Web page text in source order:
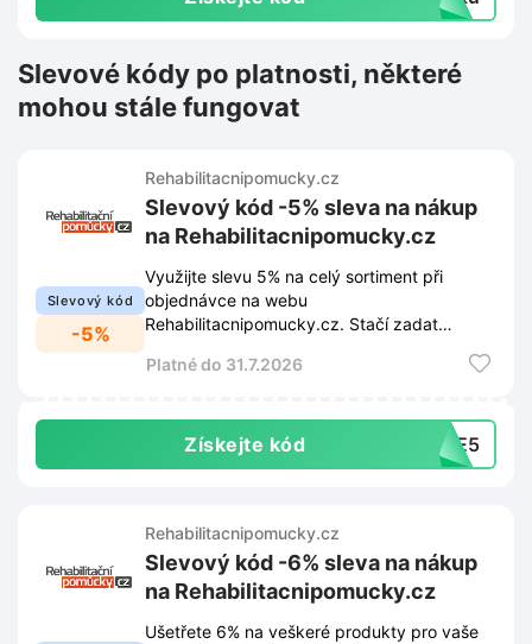
Slevové kódy po platnosti, některé
mohou stále fungovat
Slevový kód
-5%
Rehabilitacnipomucky.cz
Slevový kód -5% sleva na nákup
na Rehabilitacnipomucky.cz
Využijte slevu 5% na celý sortiment při
objednávce na webu
Rehabilitacnipomucky.cz. Stačí zadat
ihned sníží.
Platné do 31.7.2026
Získejte kód EME5
Rehabilitacnipomucky.cz
Slevový kód -6% sleva na nákup
na Rehabilitacnipomucky.cz
Ušetřete 6% na veškeré produkty pro vaše